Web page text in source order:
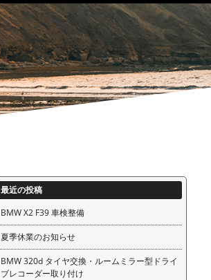
最近の投稿
BMW X2 F39 車検整備
夏季休業のお知らせ
BMW 320d タイヤ交換・ルームミラー型ドライ
ブレコーダー取り付け